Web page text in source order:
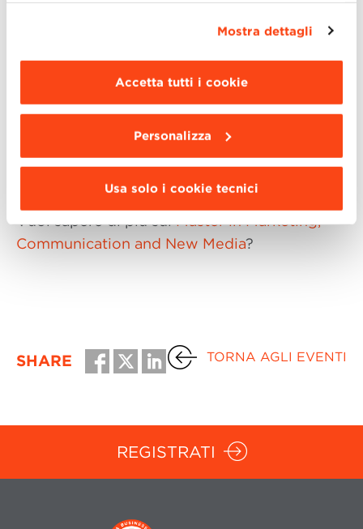
Dettagli ”. Per
modificare le impostazioni di navigazione e
scegliere le funzionalità, le terze parti e i cookie
Mostra dettagli
Accetta tutti i cookie
Personalizza
Usa solo i cookie tecnici
Aggiungi su Skype il contatto: bbs_mmcnm
IMPORTANTE! Per partecipare all’evento è
Vuoi sapere di più sulMaster in Marketing,
Communication and New Media?
SHARE TORNA AGLI EVENTI
REGISTRATI